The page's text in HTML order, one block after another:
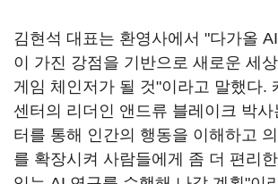
김현석 대표는 환영사에서 "다가올
이 가진 강점을 기반으로 새로운 세
게임 체인저가 될 것"이라고 말했다.
센터의 리더인 앤드류 블레이크 박사
터를 통해 인간의 행동을 이해하고
를 확장시켜 사람들에게 좀 더 편리